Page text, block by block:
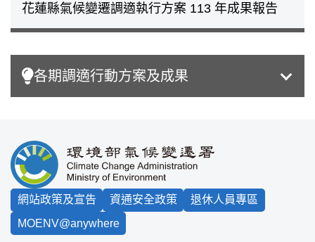
花蓮縣氣候變遷調適執行方案 113 年成果報告
各期調適行動方案及成果
網站政策及宣告 資通安全政策
退休人員專區
MOENV@anywhere